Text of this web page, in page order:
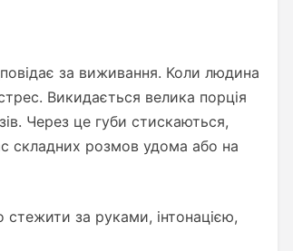
за виживання. Коли людина
Викидається велика порція
Через це губи стискаються,
складних розмов удома або на
за руками, інтонацією,